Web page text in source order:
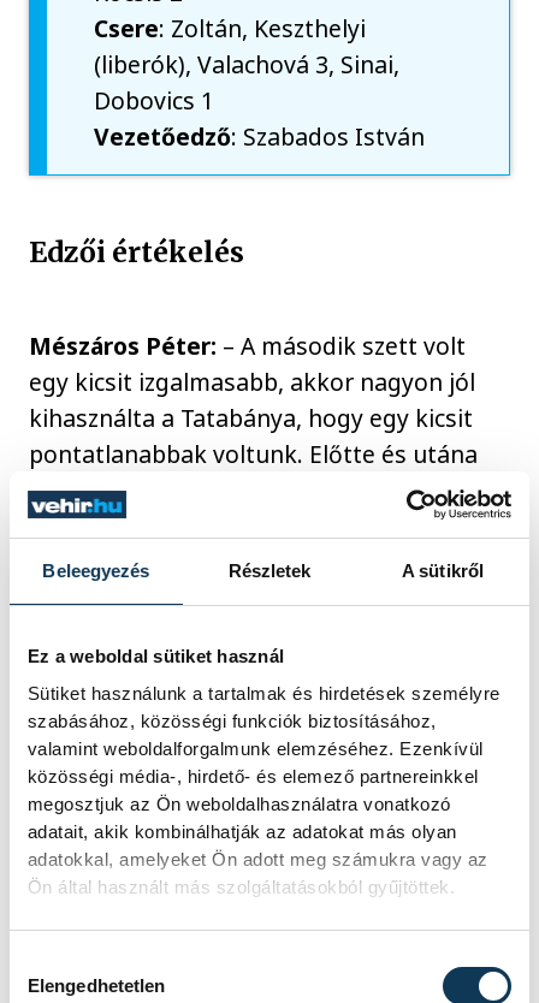
Beleegyezés Részletek A sütikről
Ez a weboldal sütiket használ
Sütiket használunk a tartalmak és hirdetések személyre
szabásához, közösségi funkciók biztosításához,
valamint weboldalforgalmunk elemzéséhez. Ezenkívül
közösségi média-, hirdető- és elemező partnereinkkel
megosztjuk az Ön weboldalhasználatra vonatkozó
adatait, akik kombinálhatják az adatokat más olyan
adatokkal, amelyeket Ön adott meg számukra vagy az
Ön által használt más szolgáltatásokból gyűjtöttek.
Elengedhetetlen
Csere: Zoltán, Keszthelyi
(liberók), Valachová 3, Sinai,
Dobovics 1
Vezetőedző: Szabados István
Edzői értékelés
Mészáros Péter: – A második szett volt
egy kicsit izgalmasabb, akkor nagyon jól
kihasználta a Tatabánya, hogy egy kicsit
pontatlanabbak voltunk. Előtte és utána
viszont az történt a pályán, amit
szerettünk volna.
SZERZŐ
vehir.hu
Események